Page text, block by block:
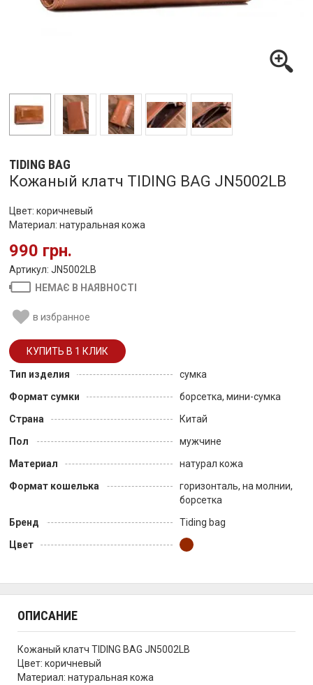
TIDING BAG
Кожаный клатч TIDING BAG JN5002LB
Цвет: коричневый
Материал: натуральная кожа
990 грн.
Артикул: JN5002LB
НЕМАЄ В НАЯВНОСТІ
в избранное
Тип изделия
сумка
Формат сумки
борсетка, мини-сумка
Страна
Китай
Пол
мужчине
Материал
натурал кожа
Формат кошелька
горизонталь, на молнии,
борсетка
Бренд
Tiding bag
Цвет
ОПИСАНИЕ
Кожаный клатч TIDING BAG JN5002LB
Цвет: коричневый
Материал: натуральная кожа